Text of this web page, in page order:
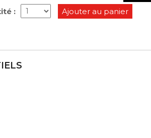
: Ajouter au panier